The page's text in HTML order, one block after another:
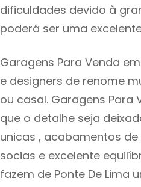
dificuldades devido à
poderá ser uma
Garagens Para Venda
e designers de renome
ou casal. Garagens Para
que o detalhe seja
unicas , acabamentos
socias e excelente
fazem de Ponte De Lima